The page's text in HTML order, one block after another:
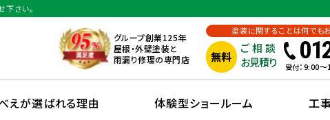
さい。
グループ創業125年
屋根・外壁塗装と
雨漏り修理の専門店
塗装に関することは何でも
無料
ご相談
お見積り
受付：9:00
えが選ばれる理由 体験型ショールーム 工